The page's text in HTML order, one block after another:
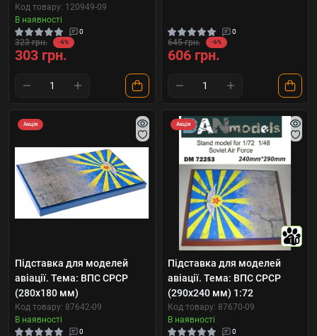
Код товару: 120949-09
В наявності
0
323 грн. -6%
303 грн.
0
645 грн. -6%
606 грн.
Акція
Підставка для моделей
авіації. Тема: ВПС СРСР
(280x180 мм)
Код товару: 87642-09
В наявності
0
Акція
10
Підставка для моделей
авіації. Тема: ВПС СРСР
(290x240 мм) 1:72
Код товару: 87670-09
В наявності
0